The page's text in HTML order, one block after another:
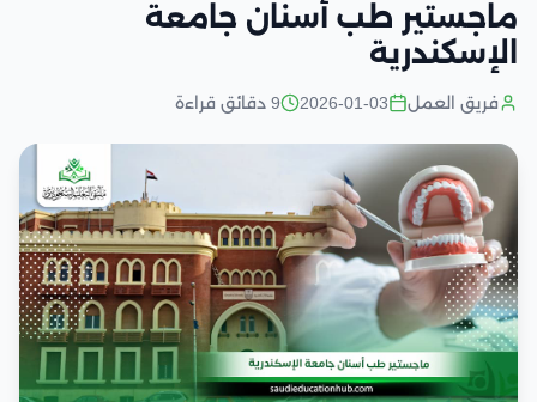
ماجستير طب أسنان جامعة
الإسكندرية
فريق العمل 2026-01-03 9 دقائق قراءة